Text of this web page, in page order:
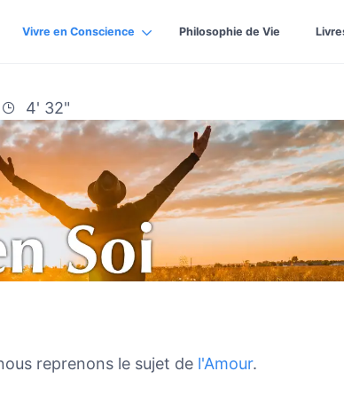
Vivre en Conscience Philosophie de Vie
4' 32"
reprenons le sujet de l'Amour.